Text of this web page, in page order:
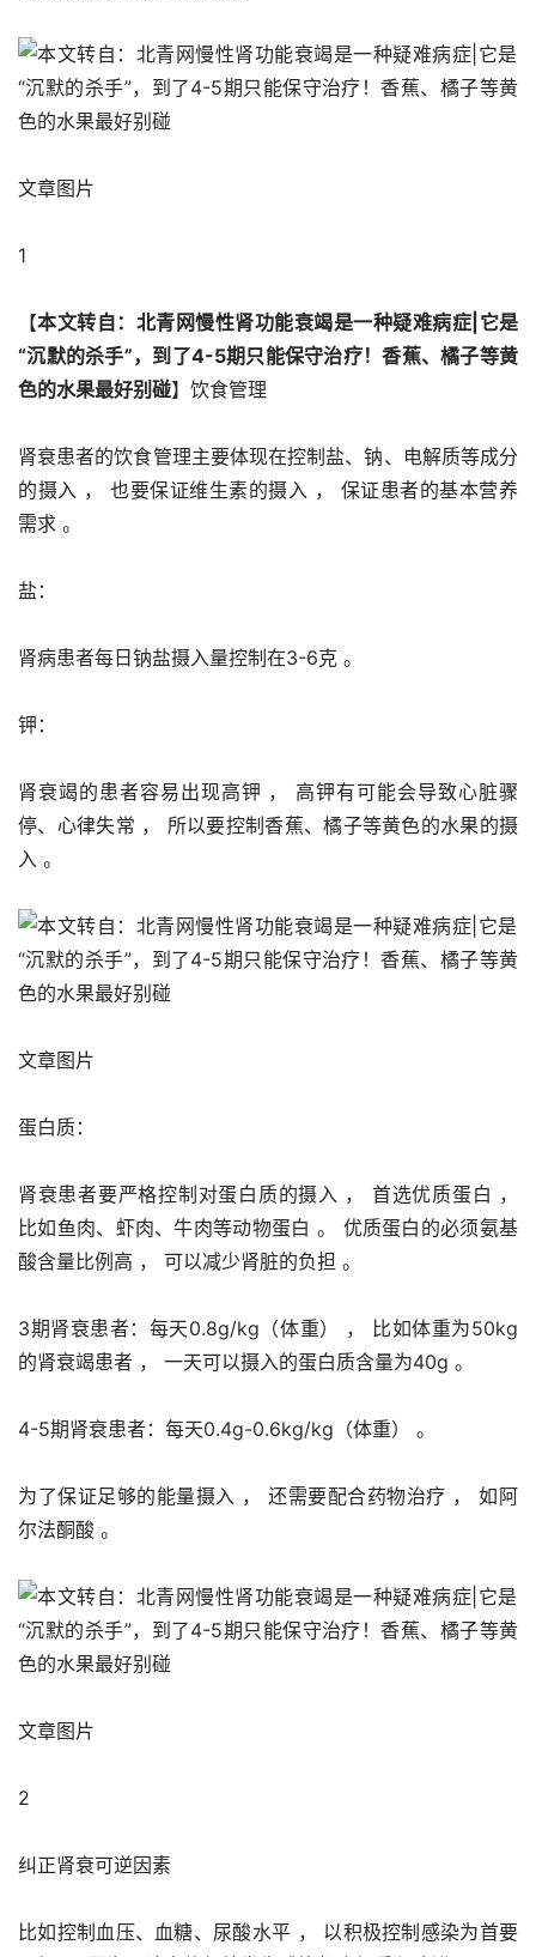
文章图片
1
【本文转自：北青网慢性肾功能衰竭是一种疑难病症|它是
“沉默的杀手”，到了4-5期只能保守治疗！香蕉、橘子等黄
色的水果最好别碰】饮食管理
肾衰患者的饮食管理主要体现在控制盐、钠、电解质等成分
的摄入 ， 也要保证维生素的摄入 ， 保证患者的基本营养
需求 。
盐：
肾病患者每日钠盐摄入量控制在3-6克 。
钾：
肾衰竭的患者容易出现高钾 ， 高钾有可能会导致心脏骤
停、心律失常 ， 所以要控制香蕉、橘子等黄色的水果的摄
入 。
文章图片
蛋白质：
肾衰患者要严格控制对蛋白质的摄入 ， 首选优质蛋白 ，
比如鱼肉、虾肉、牛肉等动物蛋白 。 优质蛋白的必须氨基
酸含量比例高 ， 可以减少肾脏的负担 。
3期肾衰患者：每天0.8g/kg（体重） ， 比如体重为50kg
的肾衰竭患者 ， 一天可以摄入的蛋白质含量为40g 。
4-5期肾衰患者：每天0.4g-0.6kg/kg（体重） 。
为了保证足够的能量摄入 ， 还需要配合药物治疗 ， 如阿
尔法酮酸 。
文章图片
2
纠正肾衰可逆因素
比如控制血压、血糖、尿酸水平 ， 以积极控制感染为首要